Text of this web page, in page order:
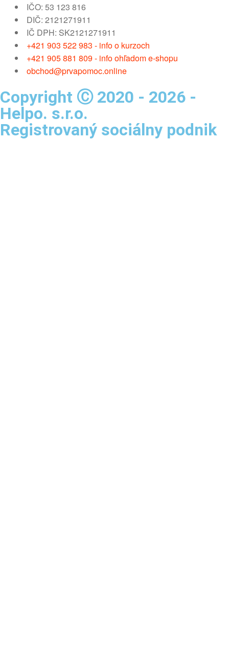
IČO: 53 123 816
DIČ: 2121271911
IČ DPH: SK2121271911
+421 903 522 983 - info o kurzoch
+421 905 881 809 - info ohľadom e-shopu
obchod@prvapomoc.online
Copyright Ⓒ 2020 - 2026 -
Helpo. s.r.o.
Registrovaný sociálny podnik